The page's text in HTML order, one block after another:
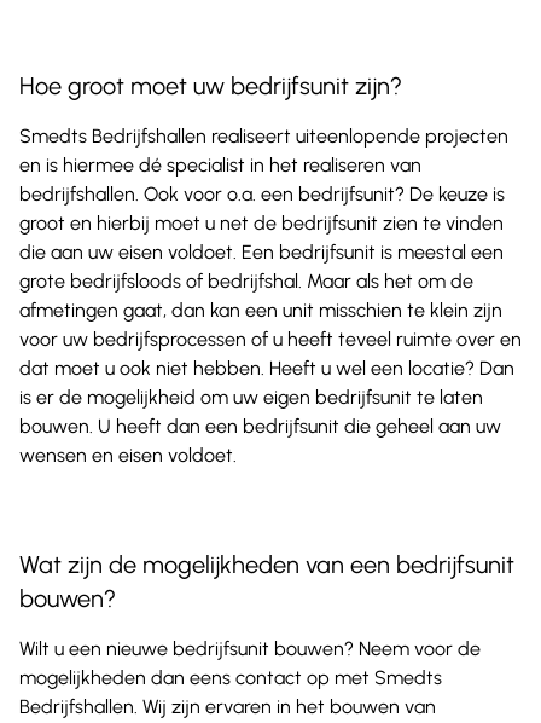
Hoe groot moet uw bedrijfsunit zijn?
Smedts Bedrijfshallen realiseert uiteenlopende projecten
en is hiermee dé specialist in het realiseren van
bedrijfshallen. Ook voor o.a. een bedrijfsunit? De keuze is
groot en hierbij moet u net de bedrijfsunit zien te vinden
die aan uw eisen voldoet. Een bedrijfsunit is meestal een
grote bedrijfsloods of bedrijfshal. Maar als het om de
afmetingen gaat, dan kan een unit misschien te klein zijn
voor uw bedrijfsprocessen of u heeft teveel ruimte over en
dat moet u ook niet hebben. Heeft u wel een locatie? Dan
is er de mogelijkheid om uw eigen bedrijfsunit te laten
bouwen. U heeft dan een bedrijfsunit die geheel aan uw
wensen en eisen voldoet.
Wat zijn de mogelijkheden van een bedrijfsunit
bouwen?
Wilt u een nieuwe bedrijfsunit bouwen? Neem voor de
mogelijkheden dan eens contact op met Smedts
Bedrijfshallen. Wij zijn ervaren in het bouwen van